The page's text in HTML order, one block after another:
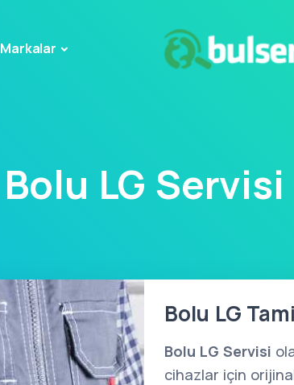
Markalar
Bolu LG Servisi
Bolu LG
Bolu LG Servisi
cihazlar için